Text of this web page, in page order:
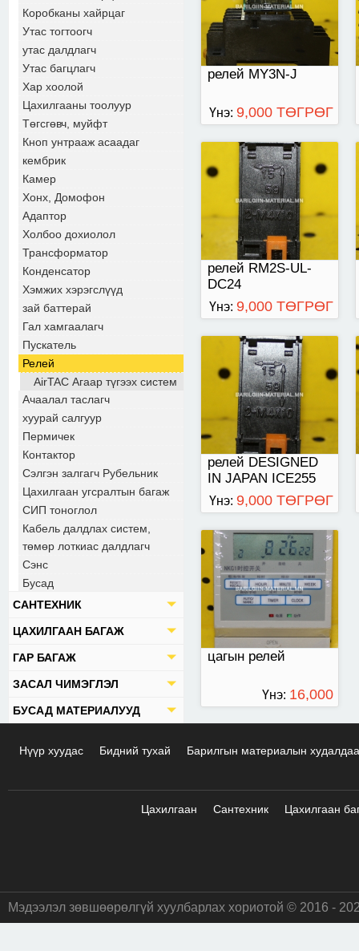
Коробканы хайрцаг
Утас тогтоогч
утас далдлагч
Утас багцлагч
Хар хоолой
Цахилгааны тоолуур
Төгсгөвч, муйфт
Кноп унтрааж асаадаг
кембрик
Камер
Хонх, Домофон
Адаптор
Холбоо дохиолол
Трансформатор
Конденсатор
Хэмжих хэрэгслүүд
зай баттерай
Гал хамгаалагч
Пускатель
Релей
AirTAC Агаар түгээх систем
Ачаалал таслагч
хуурай салгуур
Пермичек
Контактор
Сэлгэн залгагч Рубельник
Цахилгаан угсралтын багаж
СИП тоноглол
Кабель далдлах систем,
төмөр лоткиас далдлагч
Сэнс
Бусад
САНТЕХНИК
ЦАХИЛГААН БАГАЖ
ГАР БАГАЖ
ЗАСАЛ ЧИМЭГЛЭЛ
БУСАД МАТЕРИАЛУУД
релей MY3N-J
Үнэ: 9,000 ТӨГРӨГ
релей RM2S-UL-
DC24
Үнэ: 9,000 ТӨГРӨГ
релей DESIGNED
IN JAPAN ICE255
10A250VAC
релей DESIGNED IN
JAPAN ICE255
10A250VAC
Үнэ: 9,000 ТӨГРӨГ
цагын релей
220v
Үнэ: 16,000
ТӨГРӨГ
Нүүр хуудас Бидний тухай Барилгын материалын
Цахилгаан Сантехник Цахилгаан
Мэдээлэл зөвшөөрөлгүй хуулбарлах хориотой © 2016 -